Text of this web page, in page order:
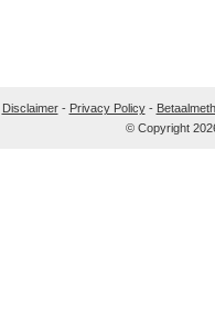
Disclaimer- Privacy Policy-
© Copyright